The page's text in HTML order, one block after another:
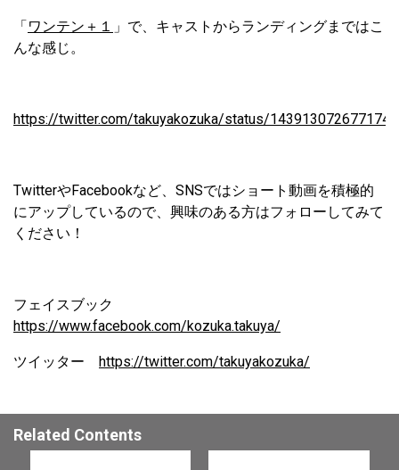
「 ワンテン＋１ 」で、キャストからランディングまではこ
んな感じ。
https://twitter.com/takuyakozuka/status/
TwitterやFacebookなど、SNSではショート動画を積極的
にアップしているので、興味のある方はフォローしてみて
ください！
フェイスブック
https://www.facebook.com/kozuka.takuya/
ツイッター https://twitter.com/takuyakozuka/
Related Contents